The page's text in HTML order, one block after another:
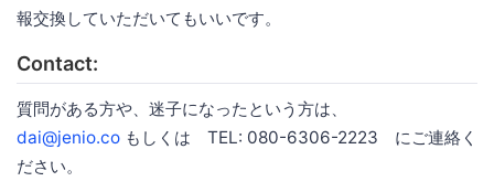
報交換していただいてもいいです。
Contact:
質問がある方や、迷子になったという方は、
dai@jenio.co もしくは TEL: 080-6306-2223 にご連絡く
ださい。